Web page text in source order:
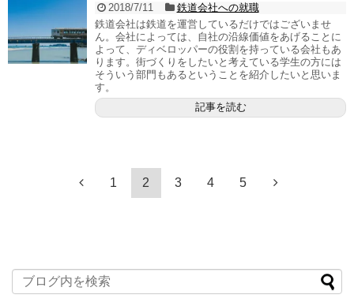
2018/7/11
鉄道会社への就職
鉄道会社は鉄道を運営しているだけではございませ
ん。会社によっては、自社の沿線価値をあげることに
よって、ディベロッパーの役割を持っている会社もあ
ります。街づくりをしたいと考えている学生の方には
そういう部門もあるということを紹介したいと思いま
す。
記事を読む
1 2 3 4 5